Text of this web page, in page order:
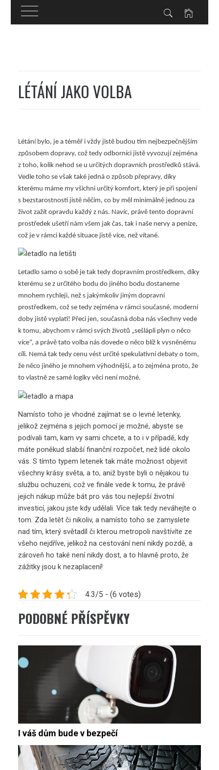
LÉTÁNÍ JAKO VOLBA
Létání bylo, je a téměř i vždy jistě budou tím nejbezpečnějším
způsobem dopravy, což tedy odborníci jistě vyvozují zejména
z toho, kolik nehod se u určitých dopravních prostředků stává.
Vedle toho se však také jedná o způsob přepravy, díky
kterému máme my všichni určitý komfort, který je při spojení
s bezstarostností jistě něčím, co by měl minimálně jednou za
život zažít opravdu každý z nás. Navíc, právě tento dopravní
prostředek ušetří nám všem jak čas, tak i naše nervy a peníze,
což je v rámci každé situace jistě více, než vítané.
Letadlo samo o sobě je tak tedy dopravním prostředkem, díky
kterému se z určitého bodu do jiného bodu dostaneme
mnohem rychleji, než s jakýmkoliv jiným dopravní
prostředkem, což se tedy zejména v rámci současné, moderní
doby jistě vyplatí! Přeci jen, současná doba nás všechny vede
k tomu, abychom v rámci svých životů „sešlápli plyn o něco
více“, a právě tato volba nás dovede o něco blíž k vysněnému
cíli. Nemá tak tedy cenu vést určité spekulativní debaty o tom,
že něco jiného je mnohem výhodnější, a to zejména proto, že
to vlastně ze samé logiky věci není možné.
Namísto toho je vhodné zajímat se olevné letenky,
jelikož zejména s jejich pomocí je možné, abyste se
podívali tam, kam vy sami chcete, a to i v případě, kdy
máte poněkud slabší finanční rozpočet, než lidé okolo
vás. S tímto typem letenek tak máte možnost objevit
všechny krásy světa, a to, aniž byste byli o nějakou tu
službu ochuzeni, což ve finále vede k tomu, že právě
jejich nákup může bát pro vás tou nejlepší životní
investicí, jakou jste kdy udělali. Více tak tedy neváhejte o
tom. Zda letět či nikoliv, a namísto toho se zamyslete
nad tím, který světadíl či kterou metropoli navštívíte ze
všeho nejdříve, jelikož na cestování není nikdy pozdě, a
zároveň ho také není nikdy dost, a to hlavně proto, že
zážitky jsou k nezaplacení!
4.3/5 - (6 votes)
PODOBNÉ PŘÍSPĚVKY
I váš dům bude v bezpečí